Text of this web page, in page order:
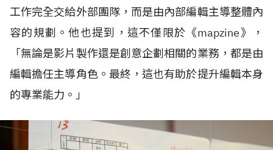
工作完全交給外部團隊，而是由內部編輯主導整體內
容的規劃。他也提到，這不僅限於《mapzine》，
「無論是影片製作還是創意企劃相關的業務，都是由
編輯擔任主導角色。最終，這也有助於提升編輯本身
的專業能力。」